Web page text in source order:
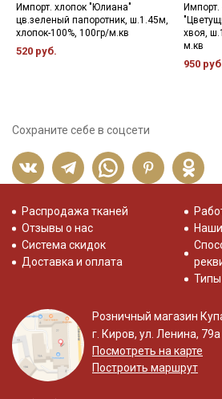
Импорт. хлопок "Юлиана"
цв.зеленый папоротник, ш.1.45м,
хлопок-100%, 100гр/м.кв
520 руб.
Импорт.
хвоя,
м.кв
950
Сохраните себе в соцсети
Распродажа тканей
Отзывы о нас
Система скидок
Доставка и оплата
Типы
Розничный магазин
г. Киров, ул. Ленина, 79а
Посмотреть на карте
Построить маршрут